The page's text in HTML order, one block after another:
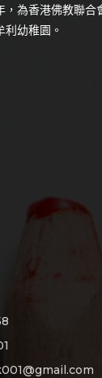
，為香港佛教聯合
幼稚園。